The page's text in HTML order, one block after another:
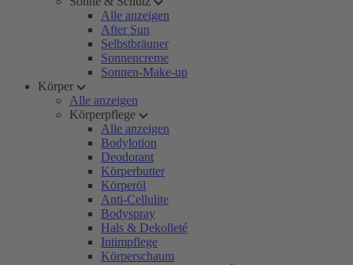
Alle anzeigen
After Sun
Selbstbräuner
Sonnencreme
Sonnen-Make-up
Körper
Alle anzeigen
Körperpflege
Alle anzeigen
Bodylotion
Deodorant
Körperbutter
Körperöl
Anti-Cellulite
Bodyspray
Hals & Dekolleté
Intimpflege
Körperschaum